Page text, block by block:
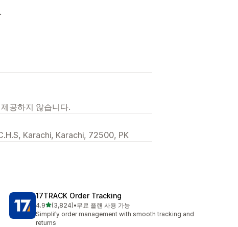
공하지 않습니다.
Karachi, Karachi, 72500, PK
17TRACK Order Tracking
4.9별 5개 중
(3,824)
총 리뷰 3824개
•무료 플랜 사용 가능
Simplify order management with smooth tracking and
returns